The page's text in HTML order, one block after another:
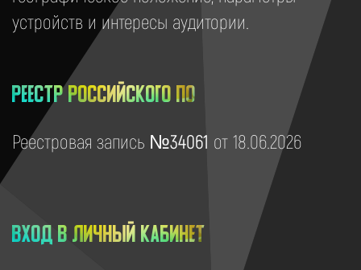
устройств и интересы аудитории.
Реестр российского ПО
Реестровая запись №34061 от 18.06.2026
Вход в личный кабинет